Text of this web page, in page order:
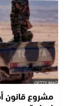
مشروع قانون